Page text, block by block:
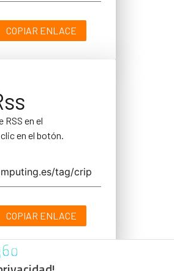
COPIAR ENLACE
RSS en el
en el botón.
COPIAR ENLACE